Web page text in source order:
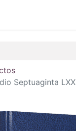
Septuaginta LXX